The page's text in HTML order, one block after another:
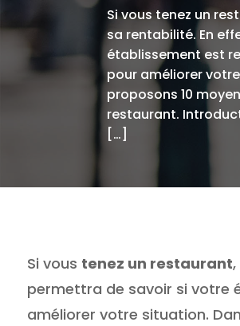
Si vous tenez un
sa rentabilité. En
établissement est
pour améliorer
proposons 10
restaurant.
[…]
Si vous tenez un restaurant
permettra de savoir si votre
améliorer votre situation.